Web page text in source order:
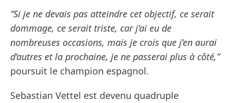
“Si je ne devais pas atteindre cet objectif, ce serait
dommage, ce serait triste, car j’ai eu de
nombreuses occasions, mais je crois que j’en aurai
d’autres et la prochaine, je ne passerai plus à côté,”
poursuit le champion espagnol.
Sebastian Vettel est devenu quadruple